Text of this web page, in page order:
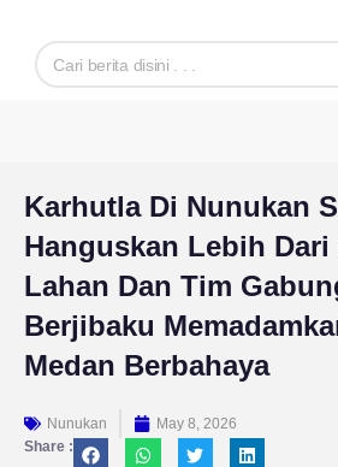
content
Search
Karhutla Di Nunukan
Hanguskan Lebih Dari
Lahan Dan Tim
Berjibaku
Medan Berbahaya
Nunukan
May 8, 2026
Share :